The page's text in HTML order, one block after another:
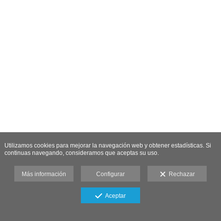
Utilizamos cookies para mejorar la navegación web y obtener estadísticas. Si
continuas navegando, consideramos que aceptas su uso.
Más información Configurar Rechazar
Aceptar